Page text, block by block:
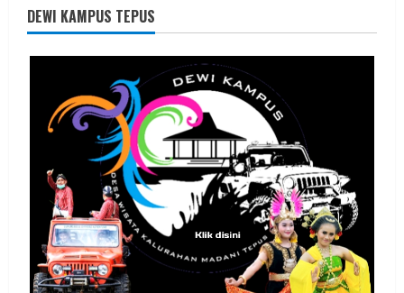
dan
Dokter
dan
DEWI KAMPUS TEPUS